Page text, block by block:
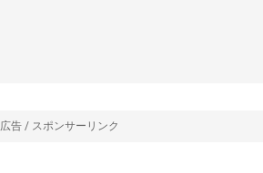
広告 / スポンサーリンク